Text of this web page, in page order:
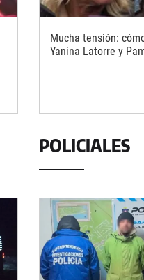
Mucha tensión:
Yanina Latorre y
POLICIALES